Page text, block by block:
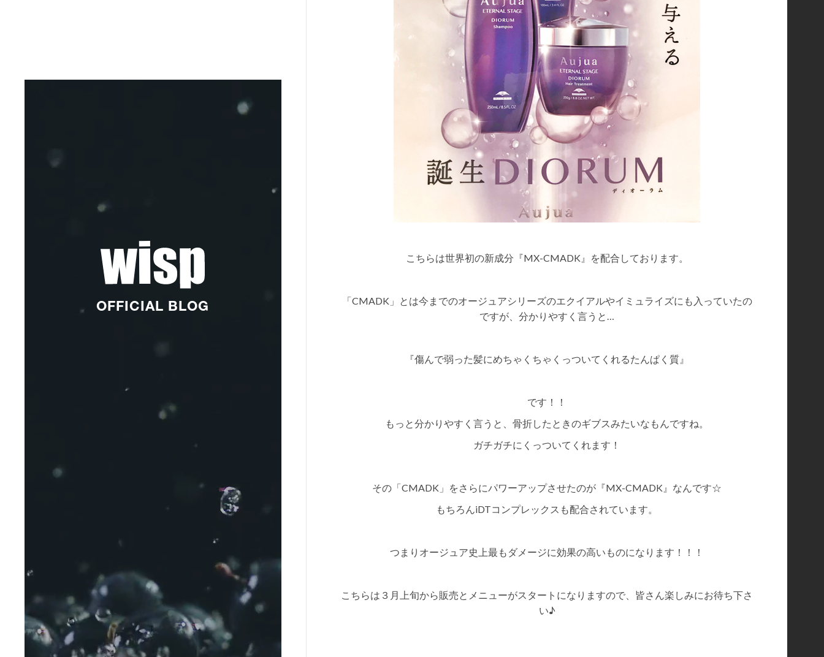
OFFICIAL BLOG
こちらは世界初の新成分『MX-CMADK』を配合しております。
「CMADK」とは今までのオージュアシリーズのエクイアルやイミュライズにも入っていたの
ですが、分かりやすく言うと…
『傷んで弱った髪にめちゃくちゃくっついてくれるたんぱく質』
です！！
もっと分かりやすく言うと、骨折したときのギブスみたいなもんですね。
ガチガチにくっついてくれます！
その「CMADK」をさらにパワーアップさせたのが『MX-CMADK』なんです☆
もちろんiDTコンプレックスも配合されています。
つまりオージュア史上最もダメージに効果の高いものになります！！！
こちらは３月上旬から販売とメニューがスタートになりますので、皆さん楽しみにお待ち下さ
い♪